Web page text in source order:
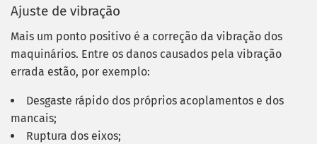
Ajuste de vibração
Mais um ponto positivo é a correção da vibração dos
maquinários. Entre os danos causados pela vibração
errada estão, por exemplo:
Desgaste rápido dos próprios acoplamentos e dos
mancais;
Ruptura dos eixos;